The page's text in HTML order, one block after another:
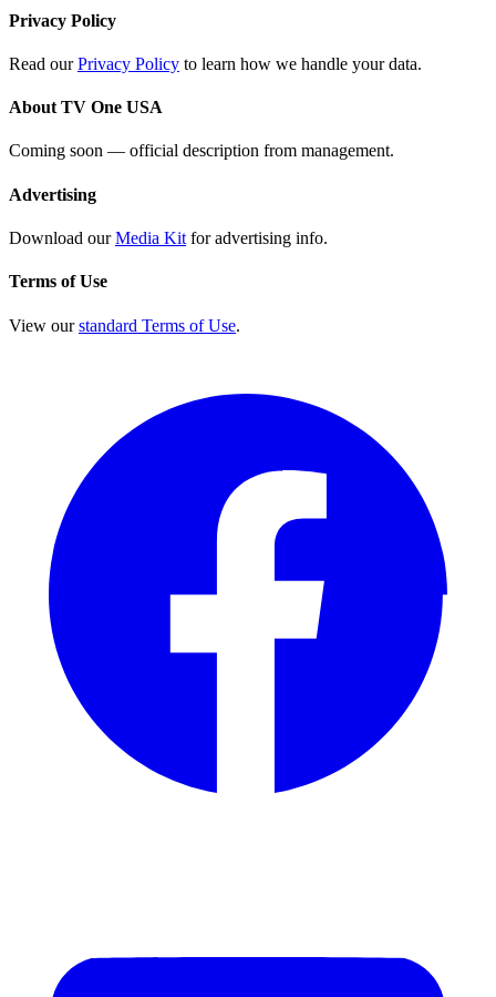
Privacy Policy
Read ourPrivacy Policy to learn how we handle your data.
About TV One USA
Coming soon — official description from management.
Advertising
Download ourMedia Kit for advertising info.
Terms of Use
View ourstandard Terms of Use.